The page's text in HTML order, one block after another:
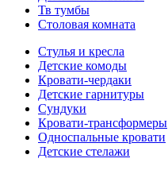
Тв тумбы
Столовая комната
Стулья и кресла
Детские комоды
Кровати-чердаки
Детские гарнитуры
Сундуки
Кровати-трансформеры
Односпальные кровати
Детские стелажи